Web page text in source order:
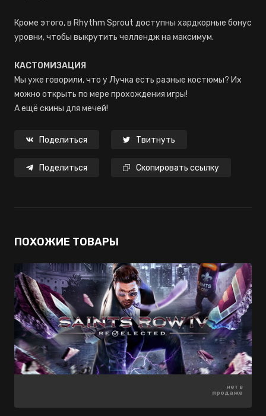
Кроме этого, в Rhythm Sprout доступны хардкорные бонус
уровни, чтобы выкрутить челлендж на максимум.
КАСТОМИЗАЦИЯ
Мы уже говорили, что у Лучка есть разные костюмы? Их
можно открыть по мере прохождения игры!
А ещё скины для мечей!
Поделиться Твитнуть
Поделиться Скопировать ссылку
ПОХОЖИЕ ТОВАРЫ
нет в
продаже
нет в
продаже
42 ₽
21 ₽